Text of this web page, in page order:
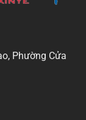
Phường Cửa